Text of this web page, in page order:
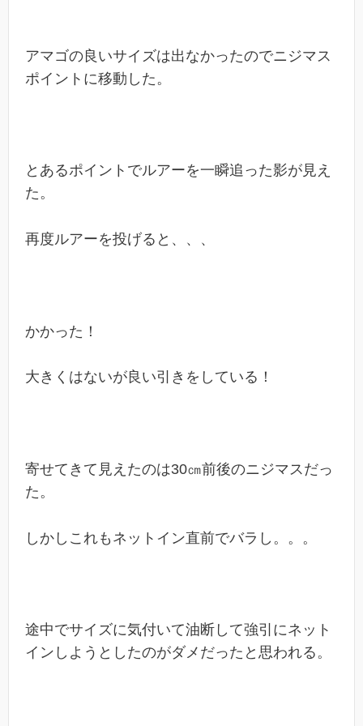
アマゴの良いサイズは出なかったのでニジマス
ポイントに移動した。
とあるポイントでルアーを一瞬追った影が見え
た。
再度ルアーを投げると、、、
かかった！
大きくはないが良い引きをしている！
寄せてきて見えたのは30㎝前後のニジマスだっ
た。
しかしこれもネットイン直前でバラし。。。
途中でサイズに気付いて油断して強引にネット
インしようとしたのがダメだったと思われる。